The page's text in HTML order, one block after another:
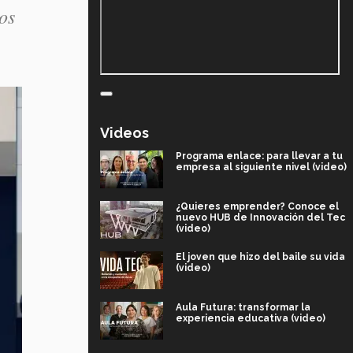
Videos
Programa enlace: para llevar a tu
empresa al siguiente nivel (video)
¿Quieres emprender? Conoce el
nuevo HUB de Innovación del Tec
(video)
El joven que hizo del baile su vida
(video)
Aula Futura: transformar la
experiencia educativa (video)